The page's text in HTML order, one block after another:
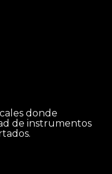
donde
de instrumentos